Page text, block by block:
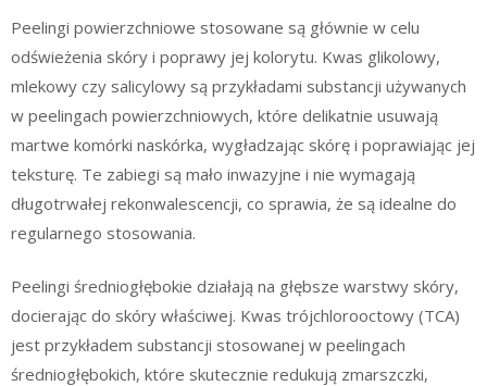
Peelingi powierzchniowe stosowane są głównie w celu
odświeżenia skóry i poprawy jej kolorytu. Kwas glikolowy,
mlekowy czy salicylowy są przykładami substancji używanych
w peelingach powierzchniowych, które delikatnie usuwają
martwe komórki naskórka, wygładzając skórę i poprawiając jej
teksturę. Te zabiegi są mało inwazyjne i nie wymagają
długotrwałej rekonwalescencji, co sprawia, że są idealne do
regularnego stosowania.
Peelingi średniogłębokie działają na głębsze warstwy skóry,
docierając do skóry właściwej. Kwas trójchlorooctowy (TCA)
jest przykładem substancji stosowanej w peelingach
średniogłębokich, które skutecznie redukują zmarszczki,